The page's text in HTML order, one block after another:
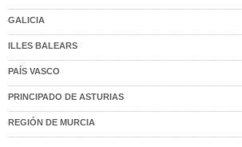
GALICIA
ILLES BALEARS
PAÍS VASCO
PRINCIPADO DE ASTURIAS
REGIÓN DE MURCIA